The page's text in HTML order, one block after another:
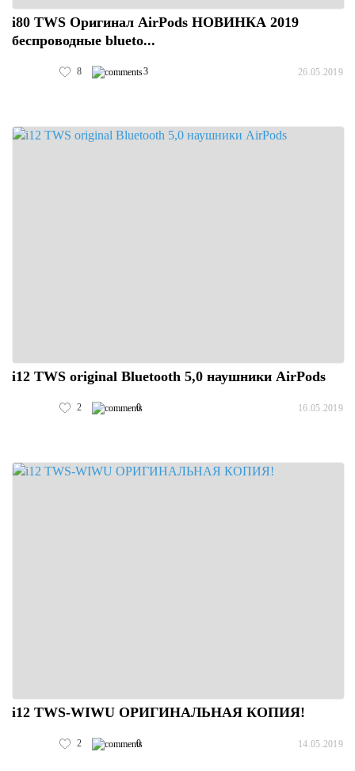
i80 TWS Оригинал AirPods НОВИНКА 2019
беспроводные blueto...
8 3 26.05.2019
i12 TWS original Bluetooth 5,0 наушники AirPods
2 0 16.05.2019
i12 TWS-WIWU ОРИГИНАЛЬНАЯ КОПИЯ!
2 0 14.05.2019